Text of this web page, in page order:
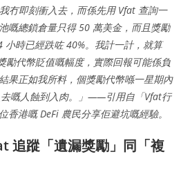
冇即刻衝入去，而係先用 Vfat 查詢一
嘅總鎖倉量只得 50 萬美金，而且獎勵
小時已經跌咗 40%。我計一計，就算
勵代幣貶值嘅幅度，實際回報可能係負
果正如我所料，個獎勵代幣喺一星期內
嘅人蝕到入肉。」——引用自「Vfat行
香港嘅 DeFi 農民分享佢避坑嘅經驗。
追蹤「遺漏獎勵」同「複